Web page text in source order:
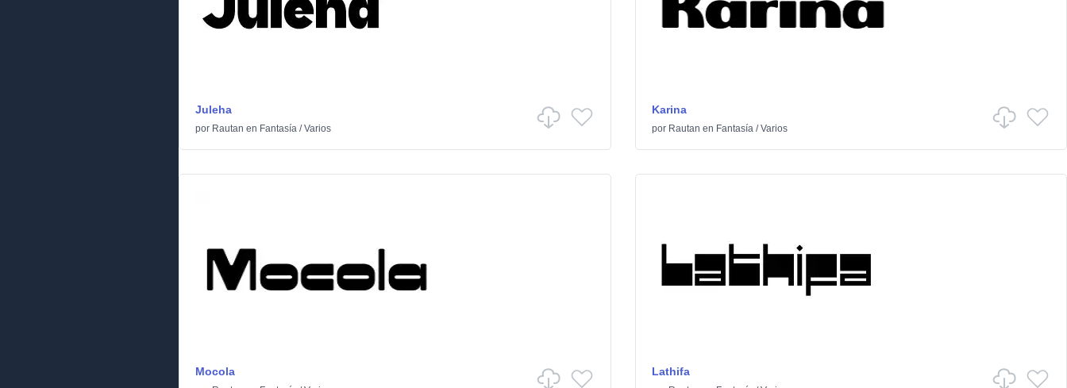
Juleha
por Rautan en Fantasía /Varios
Karina
por Rautan en Fantasía/Varios
Mocola Lathifa